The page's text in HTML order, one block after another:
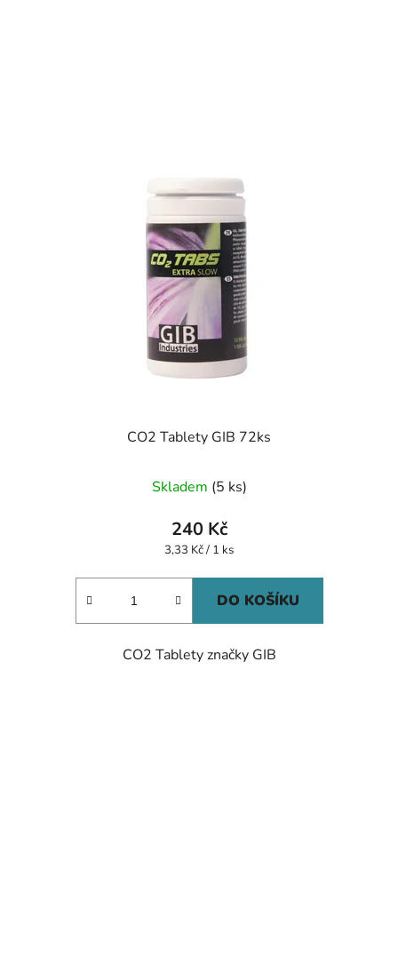
CO2 Tablety GIB 72ks
Skladem (5 ks)
240 Kč
Měrná
3,33 Kč / 1 ks
DO KOŠÍKU
CO2 Tablety značky GIB